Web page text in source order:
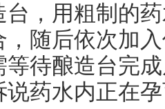
台，用粗制的
，随后依次加
等待酿造台完
说药水内正在